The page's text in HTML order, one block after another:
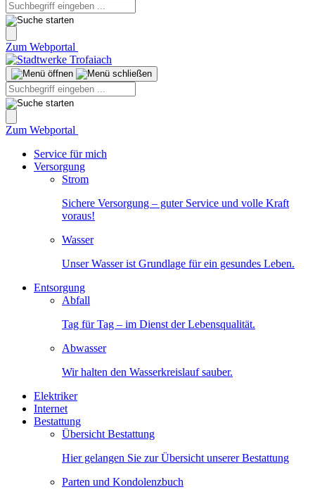
Zum Webportal
Zum Webportal
Service für mich
Versorgung
Strom
Sichere Versorgung – guter Service und volle Kraft
voraus!
Wasser
Unser Wasser ist Grundlage für ein gesundes Leben.
Entsorgung
Abfall
Tag für Tag – im Dienst der Lebensqualität.
Abwasser
Wir halten den Wasserkreislauf sauber.
Elektriker
Internet
Bestattung
Übersicht Bestattung
Hier gelangen Sie zur Übersicht unserer Bestattung
Parten und Kondolenzbuch